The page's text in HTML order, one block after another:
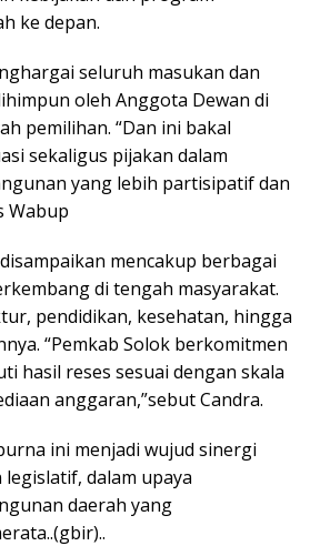
ke depan.
seluruh masukan dan
oleh Anggota Dewan di
pemilihan. “Dan ini bakal
sekaligus pijakan dalam
yang lebih partisipatif dan
Wabup
mencakup berbagai
di tengah masyarakat.
pendidikan, kesehatan, hingga
“Pemkab Solok berkomitmen
hasil reses sesuai dengan skala
anggaran,”sebut Candra.
ini menjadi wujud sinergi
dalam upaya
daerah yang